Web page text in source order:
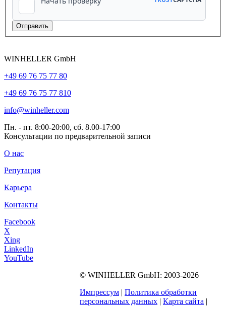
WINHELLER GmbH
+49 69 76 75 77 80
+49 69 76 75 77 810
info@winheller.com
Пн. - пт. 8:00-20:00, сб. 8.00-17:00
Консультации по предварительной записи
О нас
Репутация
Карьера
Контакты
Facebook
X
Xing
LinkedIn
YouTube
WINHELLER GmbH
© WINHELLER GmbH: 2003-2026
Импрессум | Политика обработки
персональных данных | Карта сайта |